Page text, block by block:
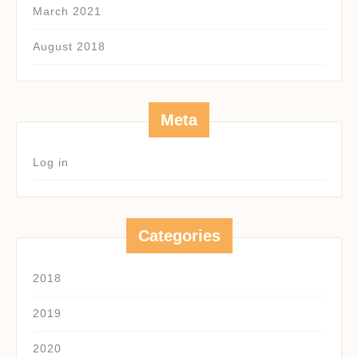
March 2021
August 2018
Meta
Log in
Categories
2018
2019
2020